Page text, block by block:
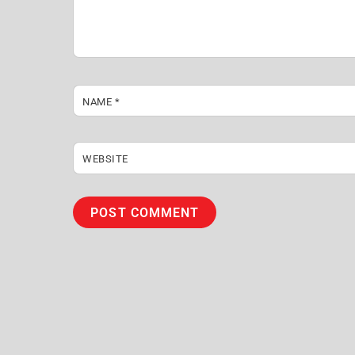
NAME *
WEBSITE